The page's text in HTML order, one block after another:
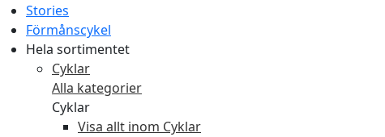
Stories
Förmånscykel
Hela sortimentet
Cyklar
Alla kategorier
Cyklar
Visa allt inom Cyklar